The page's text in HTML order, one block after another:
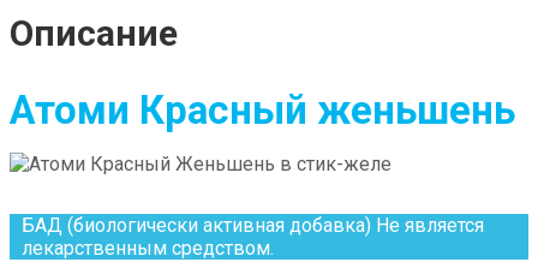
Описание
Атоми Красный женьшень
БАД (биологически активная добавка) Не является
лекарственным средством.